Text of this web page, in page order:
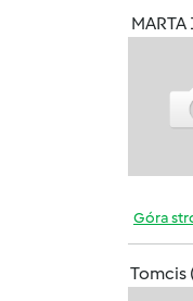
Góra
Tomcis